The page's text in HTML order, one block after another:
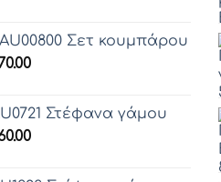
Σετ κουμπάρου
Στέφανα γάμου